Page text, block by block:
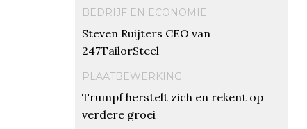
BEDRIJF EN ECONOMIE
Steven Ruijters CEO van
247TailorSteel
PLAATBEWERKING
Trumpf herstelt zich en rekent op
verdere groei